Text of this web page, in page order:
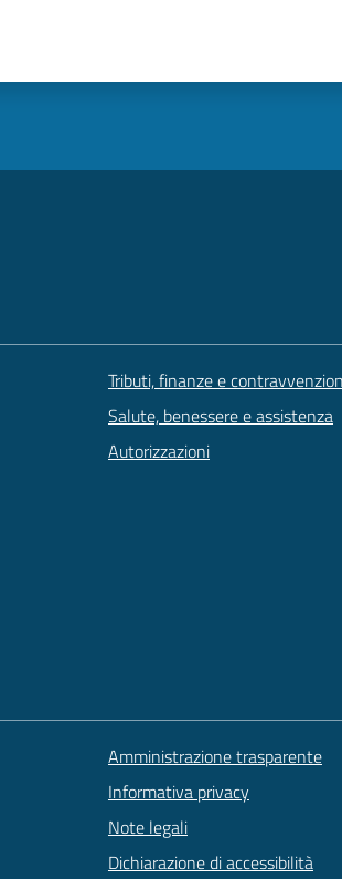
Tributi, finanze e
Salute, benessere e assistenza
Autorizzazioni
Amministrazione trasparente
Informativa privacy
Note legali
Dichiarazione di accessibilità